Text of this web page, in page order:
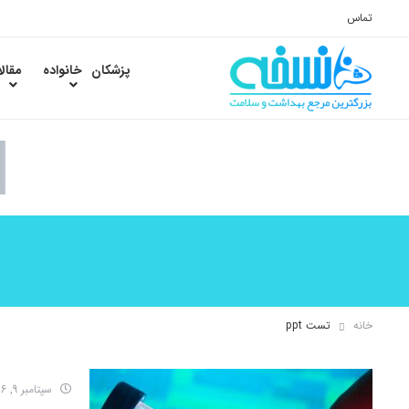
تماس
پزشکان خانواده
خانه تست ppt
سپتامبر 9, 2016